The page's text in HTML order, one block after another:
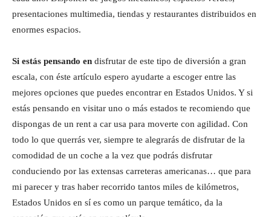
presentaciones multimedia, tiendas y restaurantes distribuidos en
enormes espacios.
Si estás pensando en disfrutar de este tipo de diversión a gran
escala, con éste artículo espero ayudarte a escoger entre las
mejores opciones que puedes encontrar en Estados Unidos. Y si
estás pensando en visitar uno o más estados te recomiendo que
dispongas de un rent a car usa para moverte con agilidad. Con
todo lo que querrás ver, siempre te alegrarás de disfrutar de la
comodidad de un coche a la vez que podrás disfrutar
conduciendo por las extensas carreteras americanas… que para
mi parecer y tras haber recorrido tantos miles de kilómetros,
Estados Unidos en sí es como un parque temático, da la